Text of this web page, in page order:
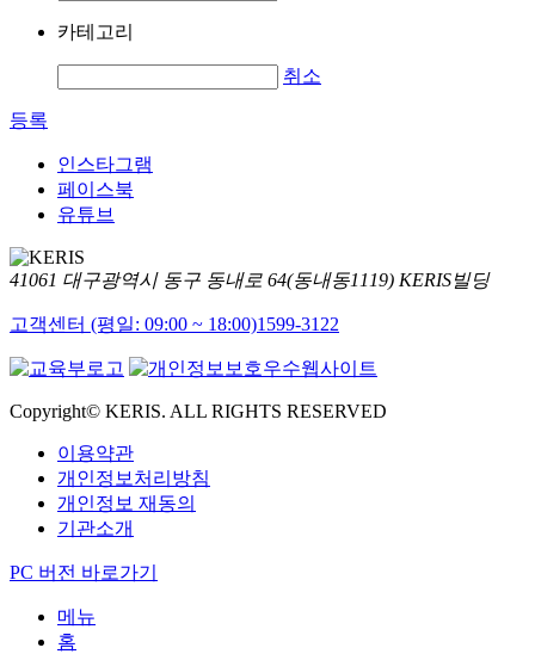
카테고리
취소
등록
인스타그램
페이스북
유튜브
41061 대구광역시 동구 동내로 64(동내동1119) KERIS빌딩
고객센터 (평일: 09:00 ~ 18:00)1599-3122
Copyright© KERIS. ALL RIGHTS RESERVED
이용약관
개인정보처리방침
개인정보 재동의
기관소개
PC 버전 바로가기
메뉴
홈